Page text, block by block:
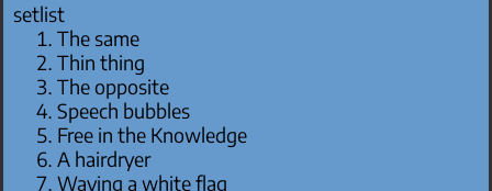
setlist
The same
Thin thing
The opposite
Speech bubbles
Free in the Knowledge
A hairdryer
Waving a white flag